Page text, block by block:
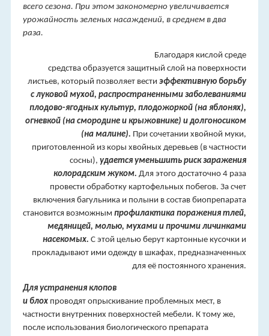
всего сезона. При этом закономерно увеличивается
урожайность зеленых насаждений, в среднем в два
раза.
Благодаря кислой среде
средства образуется защитный слой на поверхности
листьев, который позволяет вестиэффективную борьбу
с луковой мухой, распространенными заболеваниями
плодово-ягодных культур, плодожоркой (на яблонях),
огневкой (на смородине и крыжовнике) и долгоносиком
(на малине). При сочетании хвойной муки,
приготовленной из коры хвойных деревьев (в частности
сосны),удается уменьшить риск заражения
колорадским жуком. Для этого достаточно 4 раза
провести обработку картофельных побегов. За счет
включения багульника и полыни в состав биопрепарата
становится возможнымпрофилактика поражения тлей,
медяницей, молью, мухами и прочими личинками
насекомых. С этой целью берут картонные кусочки и
прокладывают ими одежду в шкафах, предназначенных
для её постоянного хранения.
Для устранения клопов
и блох проводят опрыскивание проблемных мест, в
частности внутренних поверхностей мебели. К тому же,
после использования биологического препарата